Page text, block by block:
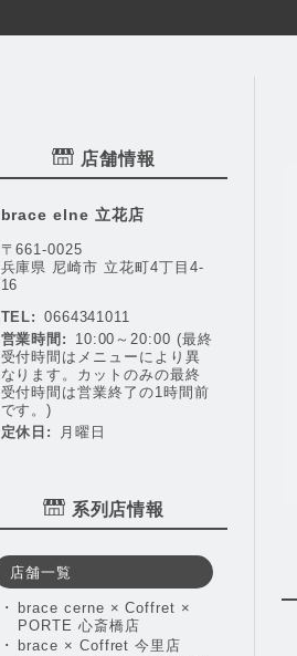
店舗情報
brace elne 立花店
〒661-0025
兵庫県 尼崎市 立花町4丁目4-
16
TEL: 0664341011
営業時間:
10:00～20:00 (最終
受付時間はメニューにより異
なります。カットのみの最終
受付時間は営業終了の1時間前
です。)
定休日:
月曜日
系列店情報
店舗一覧
brace cerne × Coffret ×
PORTE 心斎橋店
brace × Coffret 今里店